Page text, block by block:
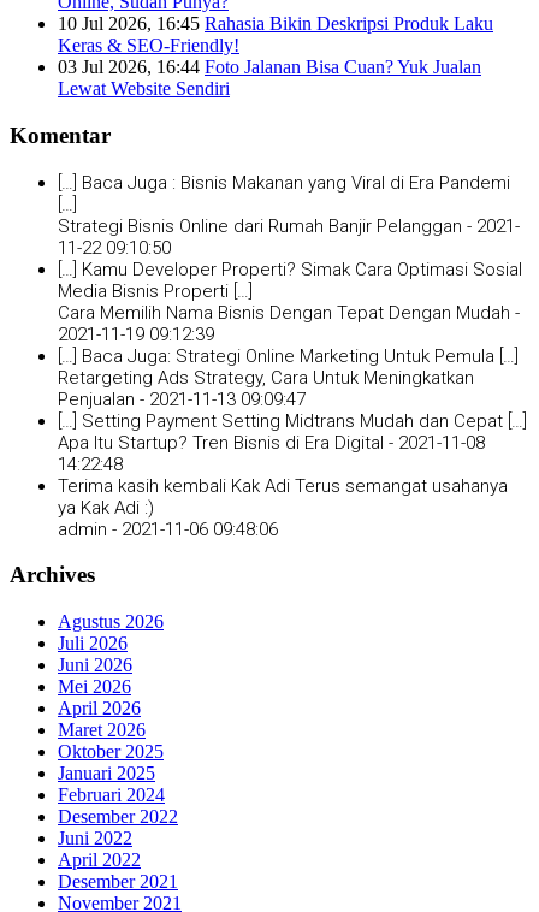
10 Jul 2026, 16:45 Rahasia Bikin Deskripsi Produk Laku
Keras & SEO-Friendly!
03 Jul 2026, 16:44 Foto Jalanan Bisa Cuan? Yuk Jualan
Lewat Website Sendiri
Komentar
[…] Baca Juga : Bisnis Makanan yang Viral di Era Pandemi
Strategi Bisnis Online dari Rumah Banjir Pelanggan - 2021-
11-22 09:10:50
[…] Kamu Developer Properti? Simak Cara Optimasi Sosial
Media Bisnis Properti […]
Cara Memilih Nama Bisnis Dengan Tepat Dengan Mudah -
2021-11-19 09:12:39
[…] Baca Juga: Strategi Online Marketing Untuk Pemula […]
Retargeting Ads Strategy, Cara Untuk Meningkatkan
Penjualan - 2021-11-13 09:09:47
[…] Setting Payment Setting Midtrans Mudah dan Cepat […]
Apa Itu Startup? Tren Bisnis di Era Digital - 2021-11-08
14:22:48
Terima kasih kembali Kak Adi Terus semangat usahanya
ya Kak Adi :)
admin - 2021-11-06 09:48:06
Archives
Agustus 2026
Juli 2026
Juni 2026
Mei 2026
April 2026
Maret 2026
Oktober 2025
Januari 2025
Februari 2024
Desember 2022
Juni 2022
April 2022
Desember 2021
November 2021